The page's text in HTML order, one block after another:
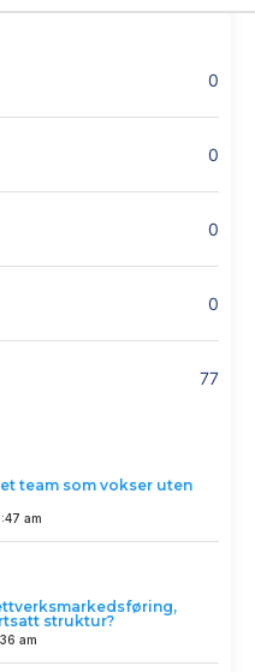
0
0
0
0
77
am
team som vokser uten
am
struktur?